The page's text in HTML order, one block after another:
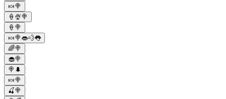
🍬🍭
🍦🍨🍭
🍦🍭
🍬🍭👄💨👅
🌈🍭
🧁🍭
🍭🌲
🍬🍭
🍒🍭